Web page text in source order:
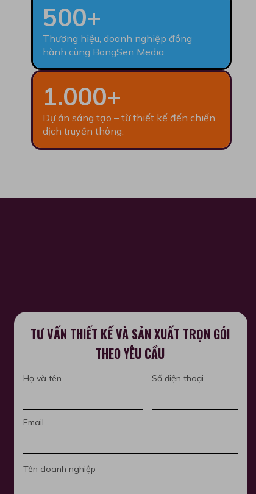
500+
Thương hiệu, doanh nghiệp đồng
hành cùng BongSen Media.
1.000+
Dự án sáng tạo – từ thiết kế đến chiến
dịch truyền thông.
Họ và tên
Email
Số điện thoại
Tên doanh nghiệp
TƯ VẤN THIẾT KẾ VÀ SẢN XUẤT TRỌN GÓI
THEO YÊU CẦU